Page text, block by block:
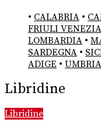
• CALABRIA •
FRIULI
LOMBARDIA •
SARDEGNA •
ADIGE • UMBRIA
Libridine
Libridine